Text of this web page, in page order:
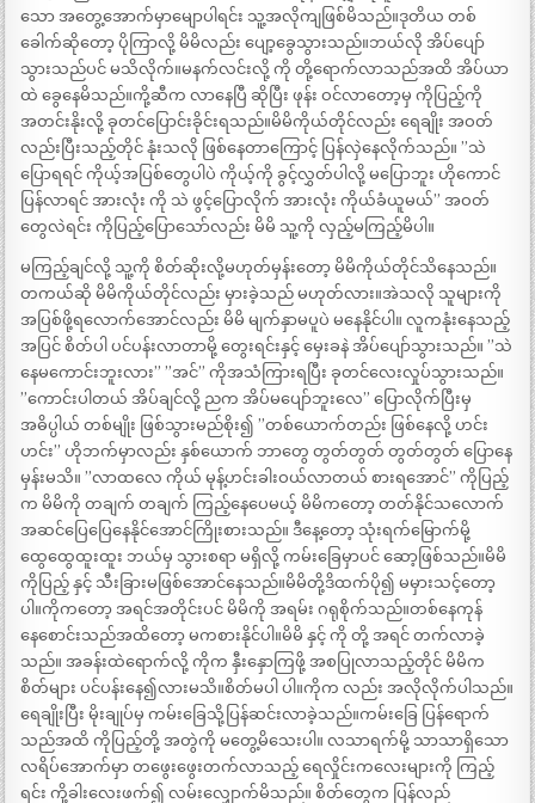
သော အတွေ့အောက်မှာမျောပါရင်း သူ့အလိုကျဖြစ်မိသည်။ဒုတိယ တစ်
ခေါက်ဆိုတော့ ပိုကြာလို့ မိမိလည်း ပျော့ခွေသွားသည်။ဘယ်လို အိပ်ပျော်
သွားသည်ပင် မသိလိုက်။မနက်လင်းလို့ ကို တို့ရောက်လာသည်အထိ အိပ်ယာ
ထဲ ခွေနေမိသည်။ကို့ဆီက လာနေပြီ ဆိုပြီး ဖုန်း ဝင်လာတော့မှ ကိုပြည့်ကို
အတင်းနိုးလို့ ခုတင်ပြောင်းခိုင်းရသည်။မိမိကိုယ်တိုင်လည်း ရေချိုး အဝတ်
လည်းပြီးသည့်တိုင် နုံးသလို ဖြစ်နေတာကြောင့် ပြန်လှဲနေလိုက်သည်။ ”သဲ
ပြောရရင် ကိုယ့်အပြစ်တွေပါပဲ ကိုယ့်ကို ခွင့်လွှတ်ပါလို့ မပြောဘူး ဟိုကောင်
ပြန်လာရင် အားလုံး ကို သဲ ဖွင့်ပြောလိုက် အားလုံး ကိုယ်ခံယူမယ်” အဝတ်
တွေလဲရင်း ကိုပြည့်ပြောသော်လည်း မိမိ သူ့ကို လှည့်မကြည့်မိပါ။
မကြည့်ချင်လို့ သူ့ကို စိတ်ဆိုးလို့မဟုတ်မှန်းတော့ မိမိကိုယ်တိုင်သိနေသည်။
တကယ်ဆို မိမိကိုယ်တိုင်လည်း မှားခဲ့သည် မဟုတ်လား။အဲသလို သူများကို
အပြစ်ဖို့ရလောက်အောင်လည်း မိမိ မျက်နှာမပူပဲ မနေနိုင်ပါ။ လူကနုံးနေသည့်
အပြင် စိတ်ပါ ပင်ပန်းလာတာမို့ တွေးရင်းနှင့် မှေးခနဲ အိပ်ပျော်သွားသည်။ ”သဲ
နေမကောင်းဘူးလား” ”အင်” ကိုအသံကြားရပြီး ခုတင်လေးလှုပ်သွားသည်။
”ကောင်းပါတယ် အိပ်ချင်လို့ ညက အိပ်မပျော်ဘူးလေ” ပြောလိုက်ပြီးမှ
အဓိပ္ပါယ် တစ်မျိုး ဖြစ်သွားမည်စိုး၍ ”တစ်ယောက်တည်း ဖြစ်နေလို့ ဟင်း
ဟင်း” ဟိုဘက်မှာလည်း နှစ်ယောက် ဘာတွေ တွတ်တွတ် တွတ်တွတ် ပြောနေ
မှန်းမသိ။ ”လာထလေ ကိုယ် မုန့်ဟင်းခါးဝယ်လာတယ် စားရအောင်” ကိုပြည့်
က မိမိကို တချက် တချက် ကြည့်နေပေမယ့် မိမိကတော့ တတ်နိုင်သလောက်
အဆင်ပြေပြေနေနိုင်အောင်ကြိုးစားသည်။ ဒီနေ့တော့ သုံးရက်မြောက်မို့
ထွေထွေထူးထူး ဘယ်မှ သွားစရာ မရှိလို့ ကမ်းခြေမှာပင် ဆော့ဖြစ်သည်။မိမိ
ကိုပြည့် နှင့် သီးခြားမဖြစ်အောင်နေသည်။မိမိတို့ဒိထက်ပို၍ မမှားသင့်တော့
ပါ။ကိုကတော့ အရင်အတိုင်းပင် မိမိကို အရမ်း ဂရုစိုက်သည်။တစ်နေကုန်
နေစောင်းသည်အထိတော့ မကစားနိုင်ပါ။မိမိ နှင့် ကို တို့ အရင် တက်လာခဲ့
သည်။ အခန်းထဲရောက်လို့ ကိုက နှီးနှောကြဖို့ အစပြုလာသည့်တိုင် မိမိက
စိတ်များ ပင်ပန်းနေ၍လားမသိ။စိတ်မပါ ပါ။ကိုက လည်း အလိုလိုက်ပါသည်။
ရေချိုးပြီး မိုးချုပ်မှ ကမ်းခြေသို့ပြန်ဆင်းလာခဲ့သည်။ကမ်းခြေ ပြန်ရောက်
သည်အထိ ကိုပြည့်တို့ အတွဲကို မတွေ့မိသေးပါ။ လသာရက်မို့ သာသာရှိသော
လရိပ်အောက်မှာ တဖွေးဖွေးတက်လာသည့် ရေလှိုင်းကလေးများကို ကြည့်
ရင်း ကို့ခါးလေးဖက်၍ လမ်းလျှောက်မိသည်။ စိတ်တွေက ပြန်လည်